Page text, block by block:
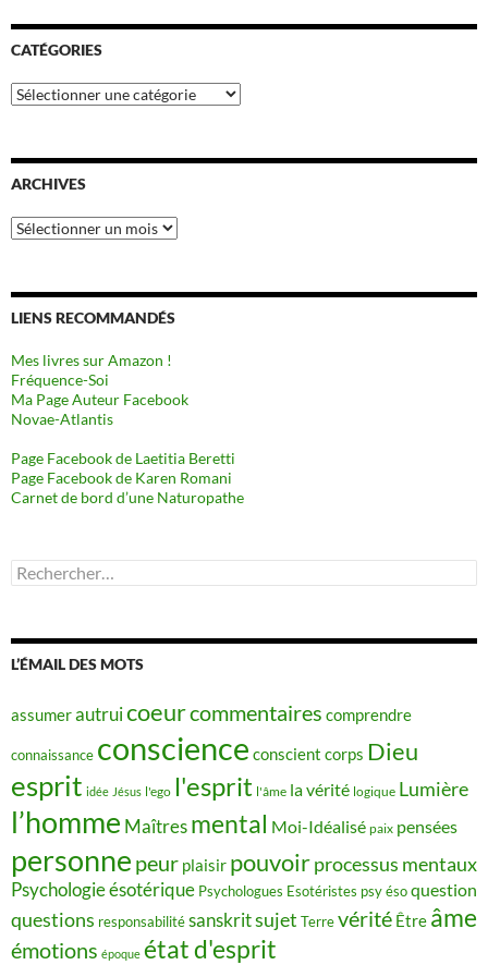
CATÉGORIES
Catégories
ARCHIVES
Archives
LIENS RECOMMANDÉS
Mes livres sur Amazon !
Fréquence-Soi
Ma Page Auteur Facebook
Novae-Atlantis
Page Facebook de Laetitia Beretti
Page Facebook de Karen Romani
Carnet de bord d’une Naturopathe
Rechercher :
L’ÉMAIL DES MOTS
assumerautruicoeurcommentaires comprendre
connaissance conscience conscient corps Dieu
esprit idée Jésus l'ego l'esprit l'âme la vérité logique Lumière
l’homme Maîtres mental Moi-Idéalisé paix pensées
personne peur plaisir pouvoirprocessus mentaux
Psychologie ésotérique Psychologues Esotéristes psy ésoquestion
questions responsabilitésanskritsujet Terrevérité Être âme
émotions époque état d'esprit